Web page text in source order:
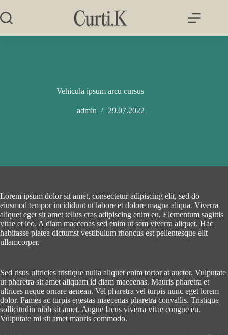
al
contenuto
Vehicula ipsum arcu cursus
admin 29.07.2022
Lorem ipsum dolor sit amet, consectetur adipiscing elit, sed do
eiusmod tempor incididunt ut labore et dolore magna aliqua. Viverra
aliquet eget sit amet tellus cras adipiscing enim eu. Elementum sagittis
vitae et leo. A diam maecenas sed enim ut sem viverra aliquet. Hac
habitasse platea dictumst vestibulum rhoncus est pellentesque elit
ullamcorper.
Sed risus ultricies tristique nulla aliquet enim tortor at auctor. Vulputate
ut pharetra sit amet aliquam id diam maecenas. Mauris pharetra et
ultrices neque ornare aenean. Vel pharetra vel turpis nunc eget lorem
dolor. Fames ac turpis egestas maecenas pharetra convallis. Tristique
sollicitudin nibh sit amet. Augue lacus viverra vitae congue eu.
Vulputate mi sit amet mauris commodo.